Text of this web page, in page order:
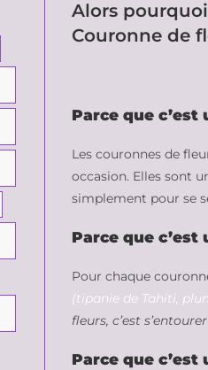
Alors
Couronne de
Parce que c’est
Les couronnes de
occasion. Elles sont
simplement pour se
Parce que c’est
Pour chaque
(tipanie de Tahiti,
fleurs, c’est
Parce que